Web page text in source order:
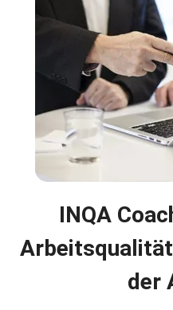
INQA
Arbeitsqualität
der